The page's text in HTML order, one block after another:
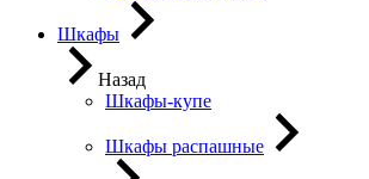
Шкафы
Назад
Шкафы-купе
Шкафы распашные